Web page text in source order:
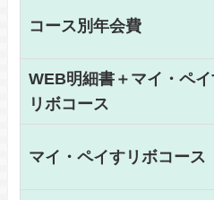
コース別年会費
WEB明細書＋マイ・ペ
リボコース
マイ・ペイすリボコース